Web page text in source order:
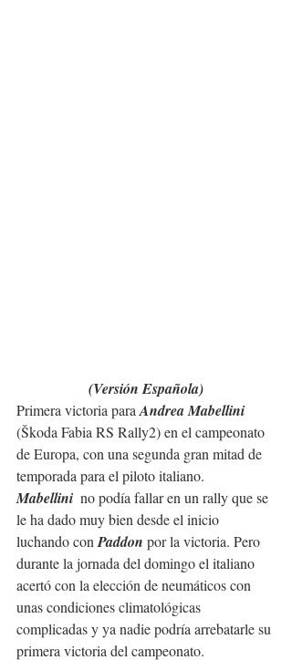
(Versión Española)
Primera victoria para Andrea Mabellini
(Škoda Fabia RS Rally2) en el campeonato
de Europa, con una segunda gran mitad de
temporada para el piloto italiano.
Mabellini
  no podía fallar en un rally que se
le ha dado muy bien desde el inicio
luchando con Paddon por la victoria. Pero
durante la jornada del domingo el italiano
acertó con la elección de neumáticos con
unas condiciones climatológicas
complicadas y ya nadie podría arrebatarle su
primera victoria del campeonato.